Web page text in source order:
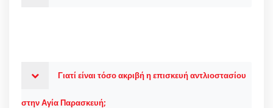
Γιατί είναι τόσο ακριβή η επισκευή αντλιοστασίου
στην Αγία Παρασκευή;